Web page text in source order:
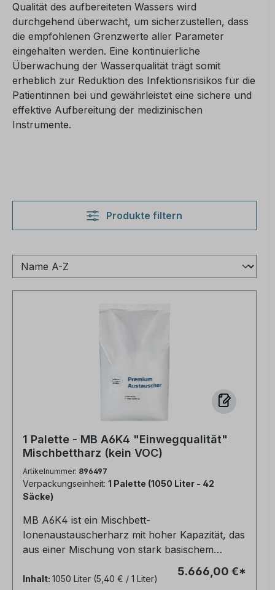
Qualität des aufbereiteten Wassers wird
durchgehend überwacht, um sicherzustellen, dass
die empfohlenen Grenzwerte aller Parameter
eingehalten werden. Eine kontinuierliche
Überwachung der Wasserqualität trägt somit
erheblich zur Reduktion des Infektionsrisikos für die
Patientinnen bei und gewährleistet eine sichere und
effektive Aufbereitung der medizinischen
Instrumente.
Produkte filtern
1 Palette - MB A6K4 "Einwegqualität"
Mischbettharz (kein VOC)
Artikelnummer: 896497
Verpackungseinheit: 1 Palette (1050 Liter - 42
Säcke)
MB A6K4 ist ein Mischbett-
Ionenaustauscherharz mit hoher Kapazität, das
aus einer Mischung von stark basischem
Anionenharz und eines stark sauren
Kationenharzes zur direkten Wasserreinigung
Inhalt: 1050 Liter (5,40 € / 1 Liter)
5.666,00 €*